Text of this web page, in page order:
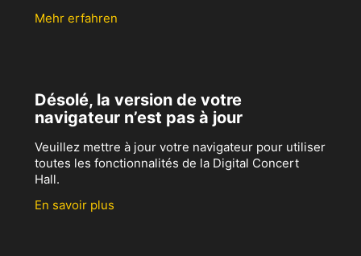
Mehr erfahren
Désolé, la version de votre
navigateur n’est pas à jour
Veuillez mettre à jour votre navigateur pour utiliser
toutes les fonctionnalités de la Digital Concert
Hall.
En savoir plus